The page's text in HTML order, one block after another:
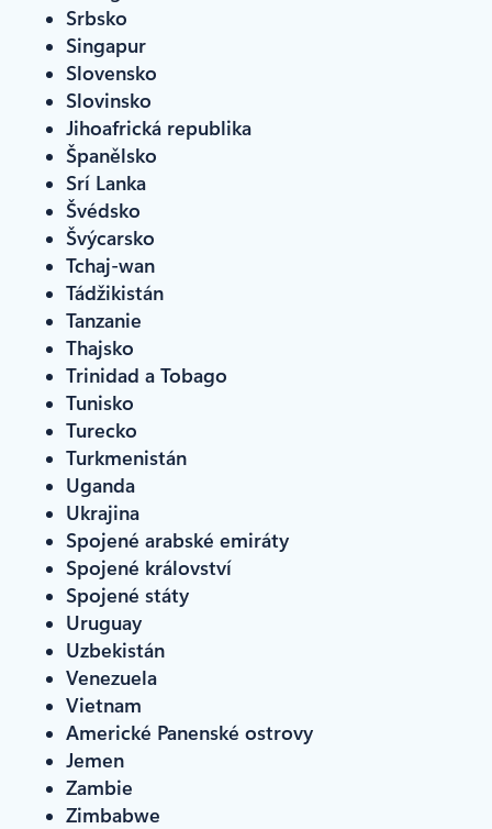
Srbsko
Singapur
Slovensko
Slovinsko
Jihoafrická republika
Španělsko
Srí Lanka
Švédsko
Švýcarsko
Tchaj-wan
Tádžikistán
Tanzanie
Thajsko
Trinidad a Tobago
Tunisko
Turecko
Turkmenistán
Uganda
Ukrajina
Spojené arabské emiráty
Spojené království
Spojené státy
Uruguay
Uzbekistán
Venezuela
Vietnam
Americké Panenské ostrovy
Jemen
Zambie
Zimbabwe